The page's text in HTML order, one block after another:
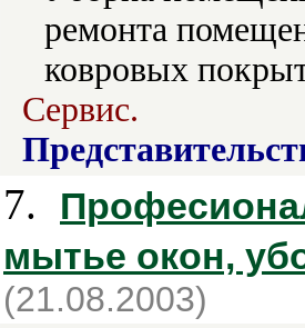
ремонта
ковровых
Сервис.
7.
мытье окон,
(21.08.2003)